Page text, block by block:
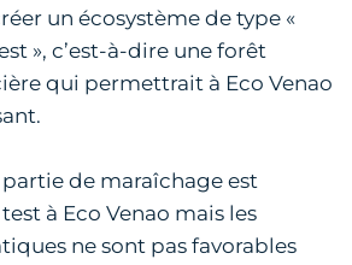
un écosystème de type «
», c’est-à-dire une forêt
qui permettrait à Eco Venao
de maraîchage est
à Eco Venao mais les
ne sont pas favorables